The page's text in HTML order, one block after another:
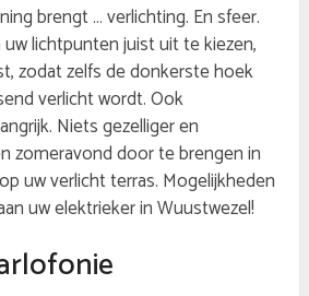
brengt … verlichting. En sfeer.
lichtpunten juist uit te kiezen,
zodat zelfs de donkerste hoek
verlicht wordt. Ook
Niets gezelliger en
zomeravond door te brengen in
uw verlicht terras. Mogelijkheden
uw elektrieker in Wuustwezel!